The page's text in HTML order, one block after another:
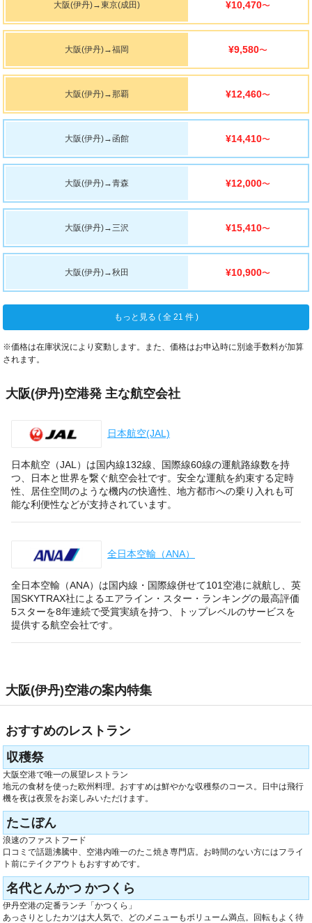
大阪(伊丹)→東京(成田) ¥10,470〜
大阪(伊丹)→福岡 ¥9,580〜
大阪(伊丹)→那覇 ¥12,460〜
大阪(伊丹)→函館 ¥14,410〜
大阪(伊丹)→青森 ¥12,000〜
大阪(伊丹)→三沢 ¥15,410〜
大阪(伊丹)→秋田 ¥10,900〜
もっと見る ( 全 21 件 )
※価格は在庫状況により変動します。また、価格はお申込時に別途手数料が加算
されます。
大阪(伊丹)空港発 主な航空会社
日本航空(JAL)
日本航空（JAL）は国内線132線、国際線60線の運航路線数を持
つ、日本と世界を繋ぐ航空会社です。安全な運航を約束する定時
性、居住空間のような機内の快適性、地方都市への乗り入れも可
能な利便性などが支持されています。
全日本空輸（ANA）
全日本空輸（ANA）は国内線・国際線併せて101空港に就航し、英
国SKYTRAX社によるエアライン・スター・ランキングの最高評価
5スターを8年連続で受賞実績を持つ、トップレベルのサービスを
提供する航空会社です。
大阪(伊丹)空港の案内特集
おすすめのレストラン
収穫祭
大阪空港で唯一の展望レストラン
地元の食材を使った欧州料理。おすすめは鮮やかな収穫祭のコース。日中は飛行
機を夜は夜景をお楽しみいただけます。
たこぼん
浪速のファストフード
口コミで話題沸騰中、空港内唯一のたこ焼き専門店。お時間のない方にはフライ
ト前にテイクアウトもおすすめです。
名代とんかつ かつくら
伊丹空港の定番ランチ「かつくら」
あっさりとしたカツは大人気で、どのメニューもボリューム満点。回転もよく待